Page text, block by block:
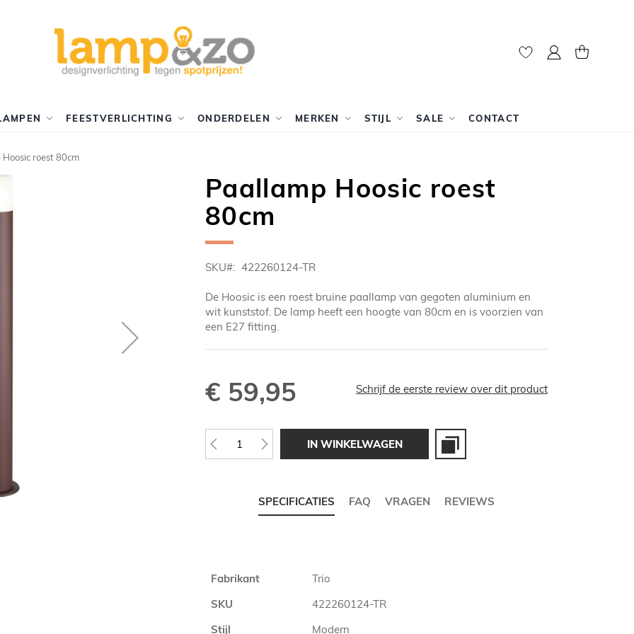
Mijn account
FEESTVERLICHTING ONDERDELEN MERKEN STIJL SALE CONTACT
roest 80cm
Paallamp Hoosic roest
80cm
SKU 422260124-TR
De Hoosic is een roest bruine paallamp van gegoten aluminium en
wit kunststof. De lamp heeft een hoogte van 80cm en is voorzien van
een E27 fitting.
€ 59,95 Schrijf de eerste review over dit product
IN WINKELWAGEN
SPECIFICATIES FAQ VRAGEN REVIEWS
Meer
Fabrikant
Trio
SKU
422260124-TR
Stijl
Modern